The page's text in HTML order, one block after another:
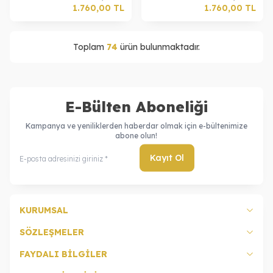
Bizim Sloganımız; Takınızı siz tasarlayın biz yapalım, Siz hayal
edin biz gerçekleştirelim.
1.760,00 TL 1.760,00 TL
Toplam 74 ürün bulunmaktadır.
E-Bülten Aboneliği
Kampanya ve yeniliklerden haberdar olmak için e-bültenimize
abone olun!
Kayıt Ol
KURUMSAL
SÖZLEŞMELER
FAYDALI BİLGİLER